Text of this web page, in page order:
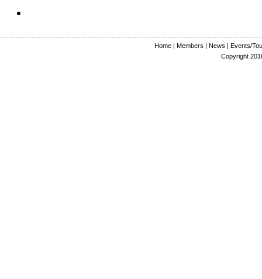
Home | Members | News | Events/
Copyright